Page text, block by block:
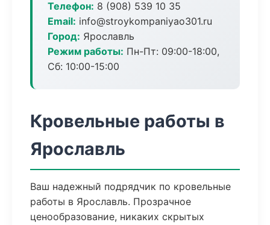
Телефон: 8 (908) 539 10 35
Email: info@stroykompaniyao301.ru
Город: Ярославль
Режим работы: Пн-Пт: 09:00-18:00,
Сб: 10:00-15:00
Кровельные работы в
Ярославль
Ваш надежный подрядчик по кровельные
работы в Ярославль. Прозрачное
ценообразование, никаких скрытых